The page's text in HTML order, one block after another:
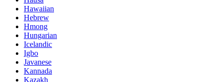
Hawaiian
Hebrew
Hmong
Hungarian
Icelandic
Igbo
Javanese
Kannada
Kazakh